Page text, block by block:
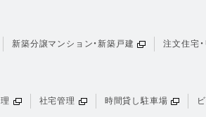
新築分譲マンション・新築戸建 注文住宅
社宅管理 時間貸し駐車場